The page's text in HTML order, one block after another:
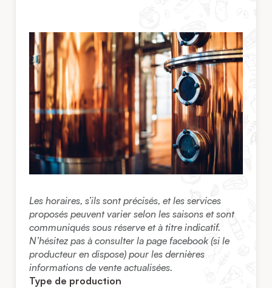
Les horaires, s’ils sont précisés, et les services
proposés peuvent varier selon les saisons et sont
communiqués sous réserve et à titre indicatif.
N’hésitez pas à consulter la page facebook (si le
producteur en dispose) pour les dernières
informations de vente actualisées.
Type de production